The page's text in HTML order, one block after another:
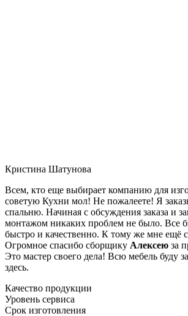
Кристина Шатунова
Всем, кто еще выбирает компанию для
советую Кухни мол! Не пожалеете! Я
спальню. Начиная с обсуждения заказа и
монтажом никаких проблем не было. Все
быстро и качественно. К тому же мне ещё
Огромное спасибо сборщику Алексею за
Это мастер своего дела! Всю мебель буду
здесь.
Качество продукции
Уровень сервиса
Срок изготовления